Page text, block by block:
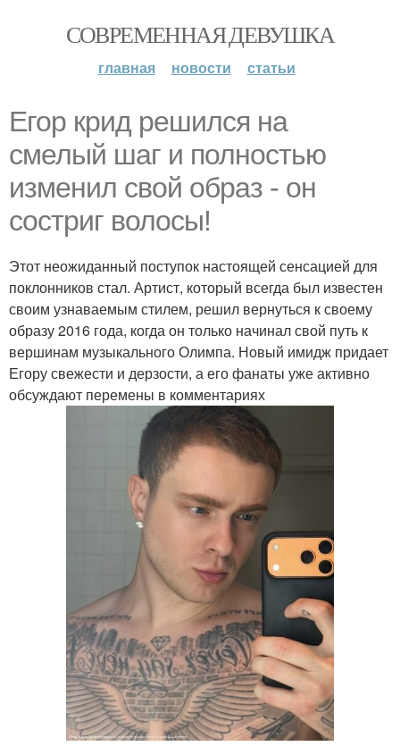
СОВРЕМЕННАЯ ДЕВУШКА
главная новости статьи
Егор крид решился на
смелый шаг и полностью
изменил свой образ - он
состриг волосы!
Этот неожиданный поступок настоящей сенсацией для
поклонников стал. Артист, который всегда был известен
своим узнаваемым стилем, решил вернуться к своему
образу 2016 года, когда он только начинал свой путь к
вершинам музыкального Олимпа. Новый имидж придает
Егору свежести и дерзости, а его фанаты уже активно
обсуждают перемены в комментариях